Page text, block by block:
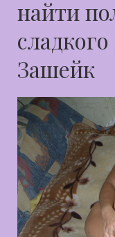
найти
Зашейк